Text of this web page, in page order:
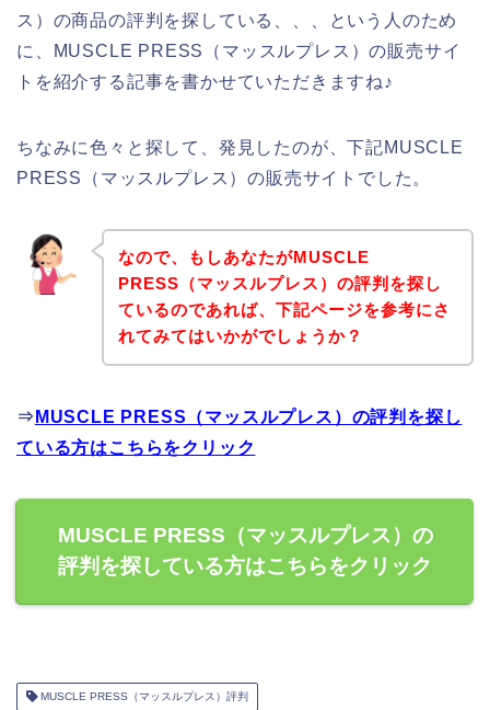
ス）の商品の評判を探している、、、という人のため
に、MUSCLE PRESS（マッスルプレス）の販売サイ
トを紹介する記事を書かせていただきますね♪
ちなみに色々と探して、発見したのが、下記MUSCLE
PRESS（マッスルプレス）の販売サイトでした。
なので、もしあなたがMUSCLE
PRESS（マッスルプレス）の評判を探し
ているのであれば、下記ページを参考にさ
れてみてはいかがでしょうか？
⇒ MUSCLE PRESS（マッスルプレス）の評判を探し
ている方はこちらをクリック
MUSCLE PRESS（マッスルプレス）の
評判を探している方はこちらをクリック
MUSCLE PRESS（マッスルプレス）評判